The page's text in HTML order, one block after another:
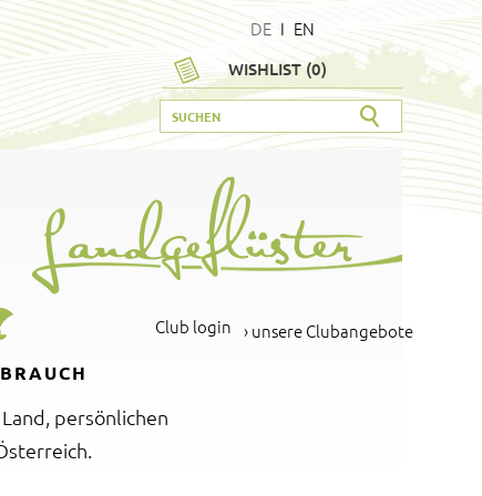
› unsere Clubangebote
Club login
persönlichen
DE I EN
WISHLIST (0)